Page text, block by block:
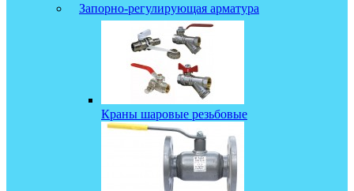
Запорно-регулирующая арматура
Краны шаровые резьбовые